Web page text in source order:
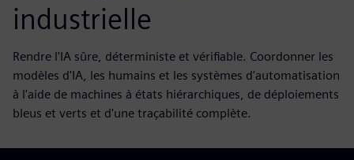
industrielle
Rendre l'IA sûre, déterministe et vérifiable. Coordonner les
modèles d'IA, les humains et les systèmes d'automatisation
à l'aide de machines à états hiérarchiques, de déploiements
bleus et verts et d'une traçabilité complète.